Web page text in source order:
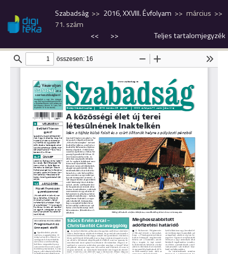
Szabadság 2016, XXVIII. Évfolyam
március
71. szám
<<
>> Teljes tartalomjegyzék